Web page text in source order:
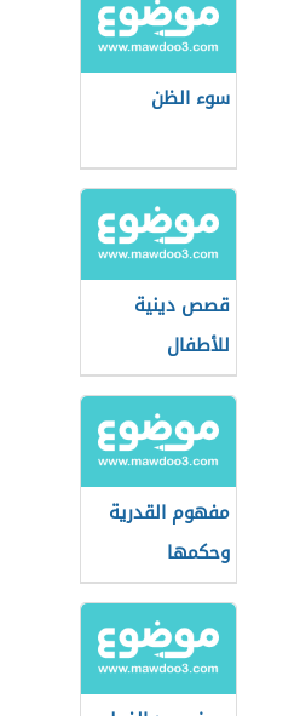
سوء الظن
قصص دينية
للأطفال
مفهوم القدرية
وحكمها